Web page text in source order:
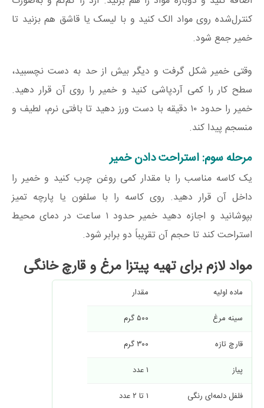
کنترل‌شده روی مواد الک کنید و با لیسک یا قاشق هم بزنید تا
خمیر جمع شود.
وقتی خمیر شکل گرفت و دیگر بیش از حد به دست نچسبید،
سطح کار را کمی آردپاشی کنید و خمیر را روی آن قرار دهید.
خمیر را حدود ۱۰ دقیقه با دست ورز دهید تا بافتی نرم، لطیف و
منسجم پیدا کند.
مرحله سوم: استراحت دادن خمیر
یک کاسه مناسب را با مقدار کمی روغن چرب کنید و خمیر را
داخل آن قرار دهید. روی کاسه را با سلفون یا پارچه تمیز
بپوشانید و اجازه دهید خمیر حدود ۱ ساعت در دمای محیط
استراحت کند تا حجم آن تقریباً دو برابر شود.
مواد لازم برای تهیه پیتزا مرغ و قارچ خانگی
ماده اولیه
مقدار
سینه مرغ
۵۰۰ گرم
قارچ تازه
۳۰۰ گرم
پیاز
۱ عدد
فلفل دلمه‌ای رنگی
۱ تا ۲ عدد